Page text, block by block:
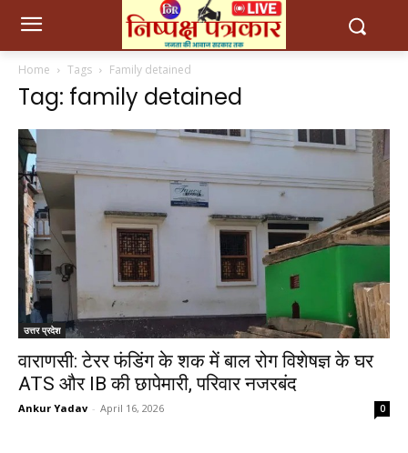
Home Tags Family detained
Tag: family detained
उत्तर प्रदेश
वाराणसी: टेरर फंडिंग के शक में बाल रोग विशेषज्ञ के घर
ATS और IB की छापेमारी, परिवार नजरबंद
Ankur Yadav - April 16, 2026 0